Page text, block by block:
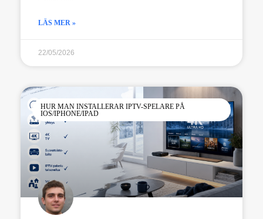
LÄS MER »
22/05/2026
HUR MAN INSTALLERAR IPTV-SPELARE PÅ
IOS/IPHONE/IPAD